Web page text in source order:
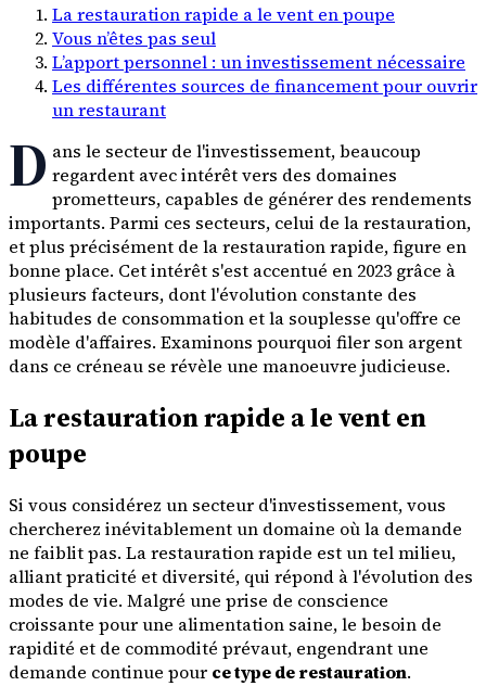
La restauration rapide a le vent en poupe
Vous n’êtes pas seul
L’apport personnel : un investissement nécessaire
Les différentes sources de financement pour ouvrir
un restaurant
D ans le secteur de l'investissement, beaucoup
regardent avec intérêt vers des domaines
prometteurs, capables de générer des rendements
importants. Parmi ces secteurs, celui de la restauration,
et plus précisément de la restauration rapide, figure en
bonne place. Cet intérêt s'est accentué en 2023 grâce à
plusieurs facteurs, dont l'évolution constante des
habitudes de consommation et la souplesse qu'offre ce
modèle d'affaires. Examinons pourquoi filer son argent
dans ce créneau se révèle une manoeuvre judicieuse.
La restauration rapide a le vent en
poupe
Si vous considérez un secteur d'investissement, vous
chercherez inévitablement un domaine où la demande
ne faiblit pas. La restauration rapide est un tel milieu,
alliant praticité et diversité, qui répond à l'évolution des
modes de vie. Malgré une prise de conscience
croissante pour une alimentation saine, le besoin de
rapidité et de commodité prévaut, engendrant une
demande continue pour ce type de restauration.